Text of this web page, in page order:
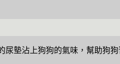
墊沾上狗狗的氣味，幫助狗